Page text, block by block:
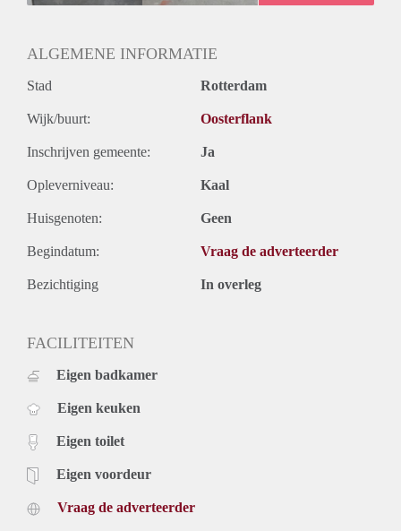
ALGEMENE INFORMATIE
Stad Rotterdam
Wijk/buurt: Oosterflank
Inschrijven gemeente: Ja
Opleverniveau: Kaal
Huisgenoten: Geen
Begindatum: Vraag de adverteerder
Bezichtiging In overleg
FACILITEITEN
Eigen badkamer
Eigen keuken
Eigen toilet
Eigen voordeur
Vraag de adverteerder